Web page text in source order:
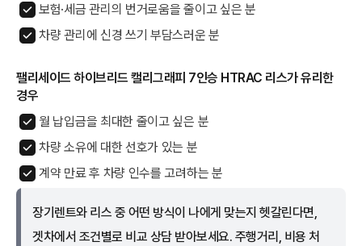
보험·세금 관리의 번거로움을 줄이고 싶은 분
차량 관리에 신경 쓰기 부담스러운 분
팰리세이드 하이브리드 캘리그래피 7인승 HTRAC 리스가 유리한
경우
월 납입금을 최대한 줄이고 싶은 분
차량 소유에 대한 선호가 있는 분
계약 만료 후 차량 인수를 고려하는 분
장기렌트와 리스 중 어떤 방식이 나에게 맞는지 헷갈린다면,
겟차에서 조건별로 비교 상담 받아보세요. 주행거리, 비용 처